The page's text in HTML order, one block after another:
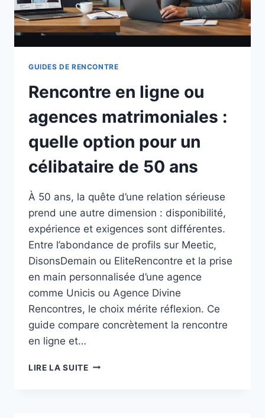
GUIDES DE RENCONTRE
Rencontre en ligne ou
agences matrimoniales :
quelle option pour un
célibataire de 50 ans
À 50 ans, la quête d’une relation sérieuse
prend une autre dimension : disponibilité,
expérience et exigences sont différentes.
Entre l’abondance de profils sur Meetic,
DisonsDemain ou EliteRencontre et la prise
en main personnalisée d’une agence
comme Unicis ou Agence Divine
Rencontres, le choix mérite réflexion. Ce
guide compare concrètement la rencontre
en ligne et…
LIRE LA SUITERENCONTRE